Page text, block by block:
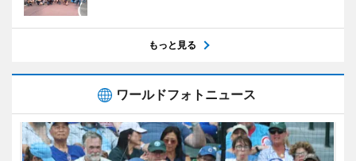
もっと見る
ワールドフォトニュース